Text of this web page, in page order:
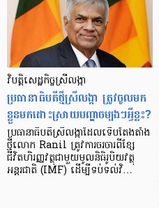
វិបត្តិសេដ្ឋកិច្ចស្រីលង្កា
ប្រធានាធិបតីថ្មីស្រីលង្កា ត្រូវចូលមក
ខ្លួនមកដោះស្រាយបញ្ហាចម្បងៗអ្វីខ្លះ?
ប្រធានាធិបតីស្រីលង្កាដែលទើបតែងតាំង
ថ្មីលោក Ranil ត្រូវការចរចារពីខ្សែ
ជីវិតហិរញ្ញវត្ថុជាមួយមូលនិធិរូបិយវត្ថុ
អន្តរជាតិ (IMF) ដើម្បីទប់ទល់វិ…